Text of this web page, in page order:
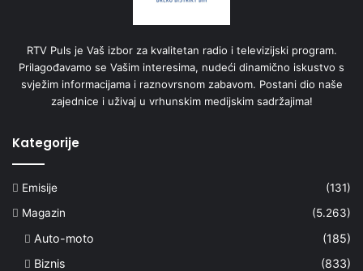
RTV Puls je Vaš izbor za kvalitetan radio i televizijski program.
Prilagođavamo se Vašim interesima, nudeći dinamično iskustvo s
svježim informacijama i raznovrsnom zabavom. Postani dio naše
zajednice i uživaj u vrhunskim medijskim sadržajima!
Kategorije
Emisije
(131)
Magazin
(5.263)
Auto-moto
(185)
Biznis
(833)